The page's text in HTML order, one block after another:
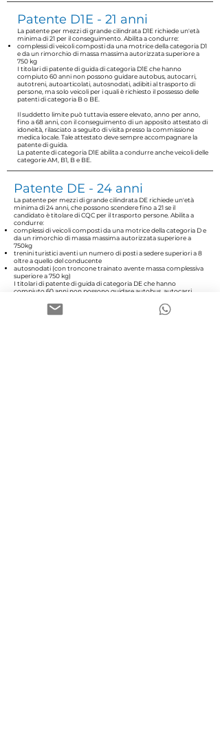
Patente D1E - 21 anni
La patente per mezzi di grande cilindrata D1E richiede un'età
minima di 21 per il conseguimento. Abilita a condurre:
complessi di veicoli composti da una motrice della categoria D1
e da un rimorchio di massa massima autorizzata superiore a
750 kg
I titolari di patente di guida di categoria D1E che hanno
compiuto 60 anni non possono guidare autobus, autocarri,
autotreni, autoarticolati, autosnodati, adibiti al trasporto di
persone, ma solo veicoli per i quali è richiesto il possesso delle
patenti di categoria B o BE.
Il suddetto limite può tuttavia essere elevato, anno per anno,
fino a 68 anni, con il conseguimento di un apposito attestato di
idoneità, rilasciato a seguito di visita presso la commissione
medica locale. Tale attestato deve sempre accompagnare la
patente di guida.
La patente di categoria D1E abilita a condurre anche veicoli delle
categorie AM, B1, B e BE.
Patente DE - 24 anni
La patente per mezzi di grande cilindrata DE richiede un'età
minima di 24 anni, che possono scendere fino a 21 se il
candidato è titolare di CQC per il trasporto persone. Abilita a
condurre:
complessi di veicoli composti da una motrice della categoria D e
da un rimorchio di massa massima autorizzata superiore a
750kg
trenini turistici aventi un numero di posti a sedere superiori a 8
oltre a quello del conducente
autosnodati (con troncone trainato avente massa complessiva
superiore a 750 kg)
I titolari di patente di guida di categoria DE che hanno
compiuto 60 anni non possono guidare autobus, autocarri,
persone, ma solo veicoli per i quali è richiesto il possesso delle
patenti di categoria B o BE.